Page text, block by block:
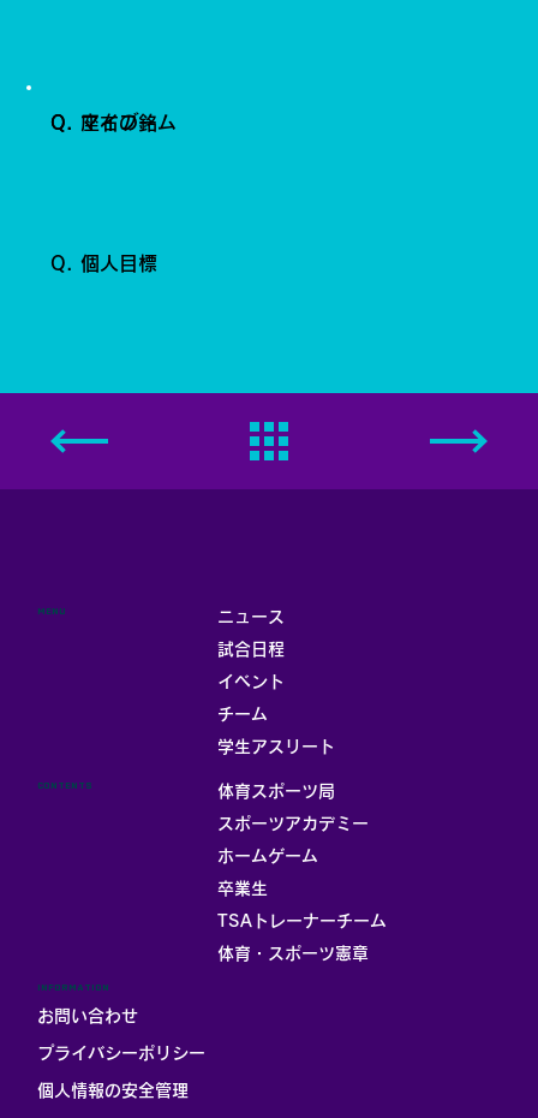
Q. 座右の銘
Q. マイブーム
Q. 個人目標
ニュース
試合日程
イベント
チーム
学生アスリート
MENU
体育スポーツ局
スポーツアカデミー
ホームゲーム
卒業生
TSAトレーナーチーム
体育・スポーツ憲章
CONTENTS
INFORMATION
お問い合わせ
プライバシーポリシー
個人情報の安全管理